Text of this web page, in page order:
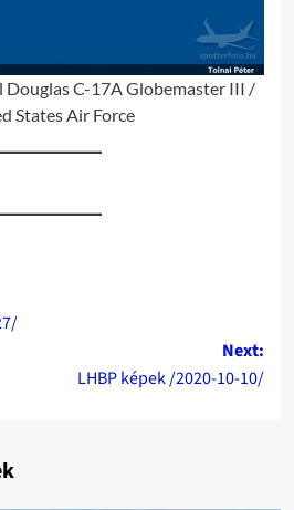
C-17A Globemaster III /
States Air Force
Next:
LHBP képek /2020-10-10/